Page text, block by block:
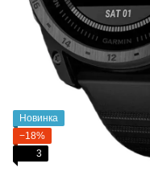
Новинка
−18%
3